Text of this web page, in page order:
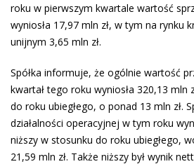
roku w pierwszym kwartale wartość
wyniosła 17,97 mln zł, w tym na rynku
unijnym 3,65 mln zł.
Spółka informuje, że ogólnie wartość
kwartał tego roku wyniosła 320,13 mln
do roku ubiegłego, o ponad 13 mln zł.
działalności operacyjnej w tym roku
niższy w stosunku do roku ubiegłego,
21,59 mln zł. Także niższy był wynik